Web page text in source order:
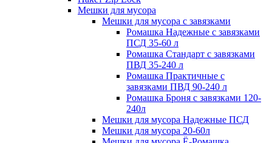
Мешки для мусора
Мешки для мусора с завязками
Ромашка Надежные с завязками
ПСД 35-60 л
Ромашка Стандарт с завязками
ПВД 35-240 л
Ромашка Практичные с
завязками ПВД 90-240 л
Ромашка Броня с завязками 120-
240л
Мешки для мусора Надежные ПСД
Мешки для мусора 20-60л